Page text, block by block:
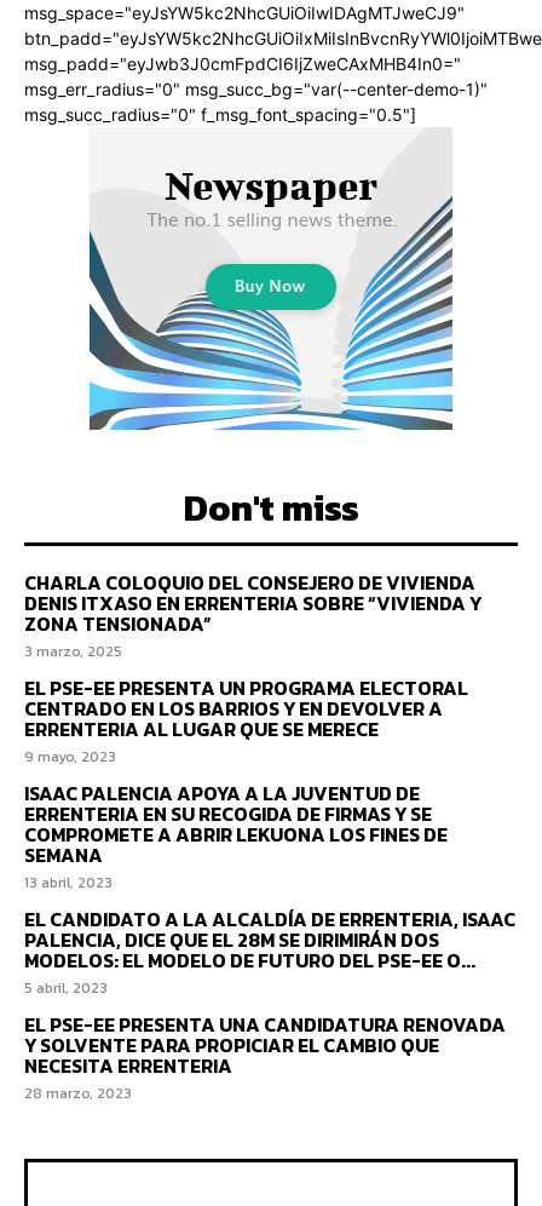
msg_space="eyJsYW5kc2NhcGUiOiIwIDAgMTJweCJ9"
msg_padd="eyJwb3J0cmFpdCI6IjZweCAxMHB4In0="
msg_err_radius="0" msg_succ_bg="var(--center-demo-1)"
msg_succ_radius="0" f_msg_font_spacing="0.5"]
Don't miss
CHARLA COLOQUIO DEL CONSEJERO DE VIVIENDA
DENIS ITXASO EN ERRENTERIA SOBRE “VIVIENDA Y
ZONA TENSIONADA”
3 marzo, 2025
EL PSE-EE PRESENTA UN PROGRAMA ELECTORAL
CENTRADO EN LOS BARRIOS Y EN DEVOLVER A
ERRENTERIA AL LUGAR QUE SE MERECE
9 mayo, 2023
ISAAC PALENCIA APOYA A LA JUVENTUD DE
ERRENTERIA EN SU RECOGIDA DE FIRMAS Y SE
COMPROMETE A ABRIR LEKUONA LOS FINES DE
SEMANA
13 abril, 2023
EL CANDIDATO A LA ALCALDÍA DE ERRENTERIA, ISAAC
PALENCIA, DICE QUE EL 28M SE DIRIMIRÁN DOS
MODELOS: EL MODELO DE FUTURO DEL PSE-EE O...
5 abril, 2023
EL PSE-EE PRESENTA UNA CANDIDATURA RENOVADA
Y SOLVENTE PARA PROPICIAR EL CAMBIO QUE
NECESITA ERRENTERIA
28 marzo, 2023